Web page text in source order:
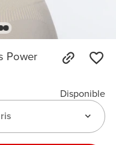
Power
Disponible